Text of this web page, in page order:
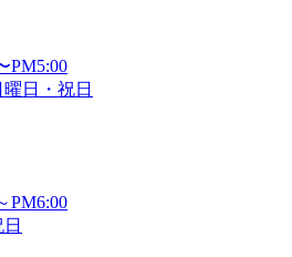
PM5:00
日・祝日
PM6:00